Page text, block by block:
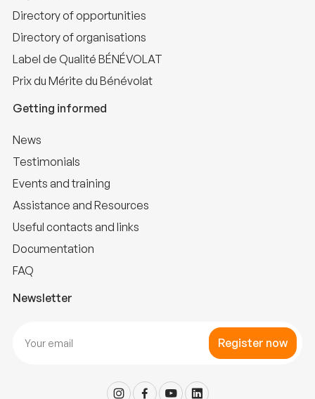
Directory of opportunities
Directory of organisations
Label de Qualité BÉNÉVOLAT
Prix du Mérite du Bénévolat
Getting informed
News
Testimonials
Events and training
Assistance and Resources
Useful contacts and links
Documentation
FAQ
Newsletter
Register now